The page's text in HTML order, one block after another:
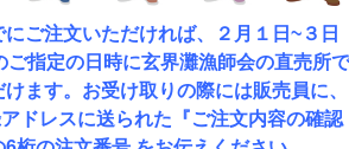
ご注文いただければ、２月１日~３日
ご指定の日時に玄界灘漁師会の直売所で
ます。お受け取りの際には販売員に、
ドレスに送られた『ご注文内容の確認